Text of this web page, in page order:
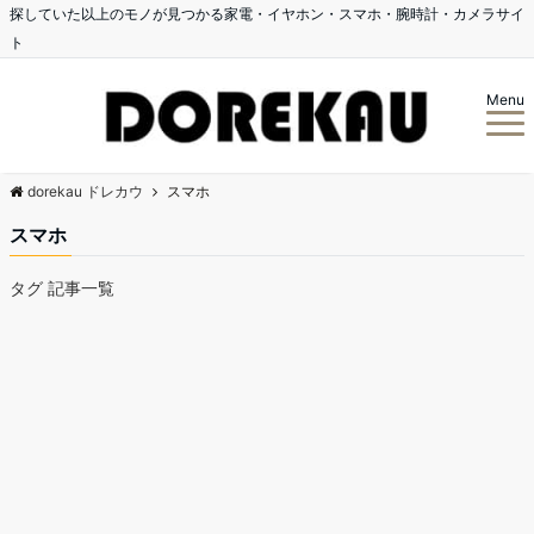
探していた以上のモノが見つかる家電・イヤホン・スマホ・腕時計・カメラサイ
ト
Menu
dorekau ドレカウ スマホ
スマホ
タグ 記事一覧